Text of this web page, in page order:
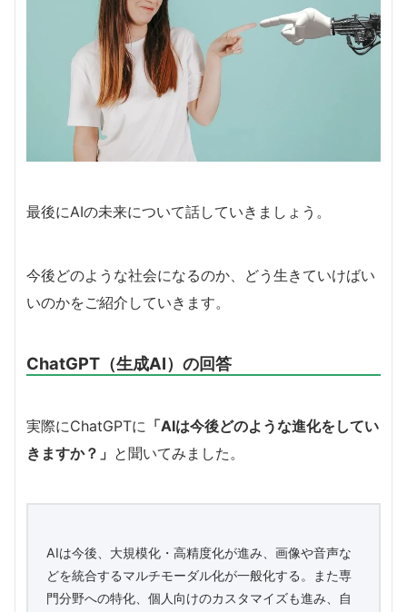
最後にAIの未来について話していきましょう。
今後どのような社会になるのか、どう生きていけばい
いのかをご紹介していきます。
ChatGPT（生成AI）の回答
実際にChatGPTに 「AIは今後どのような進化をしてい
きますか？」 と聞いてみました。
AIは今後、大規模化・高精度化が進み、画像や音声な
どを統合するマルチモーダル化が一般化する。また専
門分野への特化、個人向けのカスタマイズも進み、自